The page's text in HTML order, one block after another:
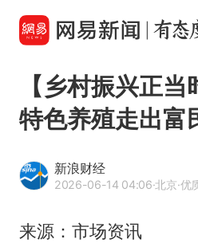
【乡村振兴正当
特色养殖走出富
新浪财经
2026-06-14 04:06·北京·优
来源：市场资讯